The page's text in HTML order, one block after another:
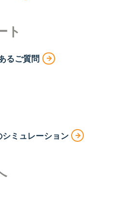
ト
るご質問
ミュレーション